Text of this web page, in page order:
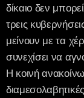
δίκαιο δεν
τρεις
μείνουν με τα
συνεχίσει να
Η κοινή